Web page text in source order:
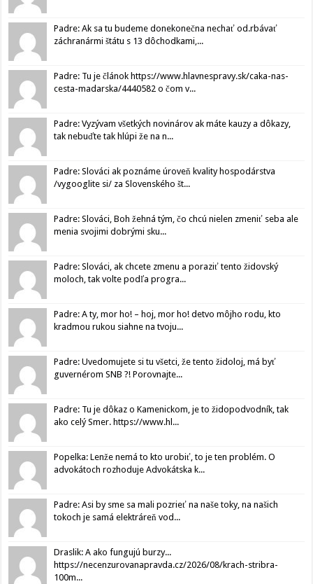
Padre: Ak sa tu budeme donekonečna nechať od.rbávať
záchranármi štátu s 13 dôchodkami,...
Padre: Tu je článok https://www.hlavnespravy.sk/caka-nas-
cesta-madarska/4440582 o čom v...
Padre: Vyzývam všetkých novinárov ak máte kauzy a dôkazy,
tak nebuďte tak hlúpi že na n...
Padre: Slováci ak poznáme úroveň kvality hospodárstva
/vygooglite si/ za Slovenského št...
Padre: Slováci, Boh žehná tým, čo chcú nielen zmeniť seba ale
menia svojimi dobrými sku...
Padre: Slováci, ak chcete zmenu a poraziť tento židovský
moloch, tak volte podľa progra...
Padre: A ty, mor ho! – hoj, mor ho! detvo môjho rodu, kto
kradmou rukou siahne na tvoju...
Padre: Uvedomujete si tu všetci, že tento židoloj, má byť
guvernérom SNB ?! Porovnajte...
Padre: Tu je dôkaz o Kamenickom, je to židopodvodník, tak
ako celý Smer. https://www.hl...
Popelka: Lenže nemá to kto urobiť, to je ten problém. O
advokátoch rozhoduje Advokátska k...
Padre: Asi by sme sa mali pozrieť na naše toky, na našich
tokoch je samá elektráreň vod...
Draslik: A ako fungujú burzy...
https://necenzurovanapravda.cz/2026/08/krach-stribra-
100m...